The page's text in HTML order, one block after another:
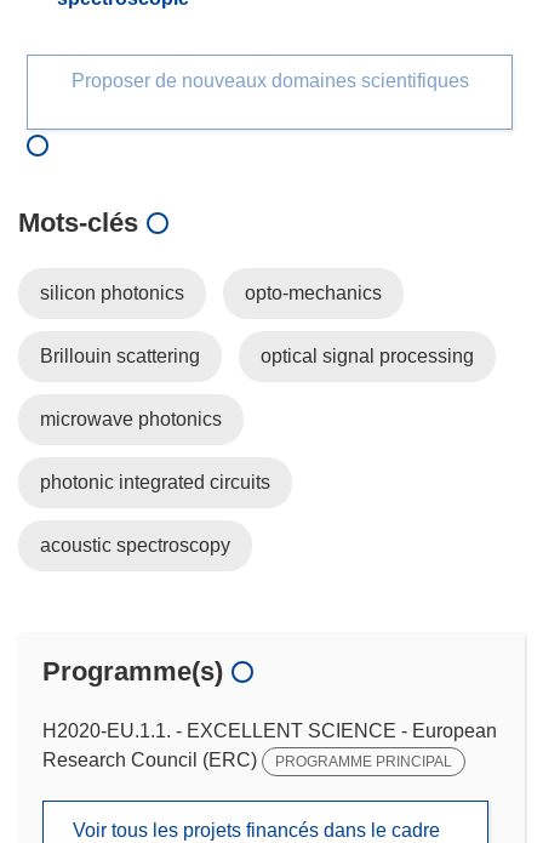
Proposer de nouveaux domaines scientifiques
Mots‑clés
silicon photonics opto-mechanics
Brillouin scattering optical signal processing
microwave photonics
photonic integrated circuits
acoustic spectroscopy
Programme(s)
H2020-EU.1.1. - EXCELLENT SCIENCE - European
Research Council (ERC)
PROGRAMME PRINCIPAL
Voir tous les projets financés dans le cadre